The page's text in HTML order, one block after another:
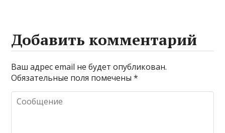
Добавить комментарий
Ваш адрес email не будет опубликован.
Обязательные поля помечены*